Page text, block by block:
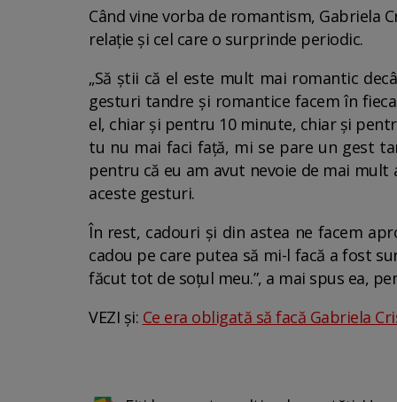
Când vine vorba de romantism, Gabriela
relație și cel care o surprinde periodic.
„Să știi că el este mult mai romantic
gesturi tandre și romantice facem în
el, chiar și pentru 10 minute, chiar și
tu nu mai faci față, mi se pare un gest
pentru că eu am avut nevoie de mai
aceste gesturi.
În rest, cadouri și din astea ne facem
cadou pe care putea să mi-l facă a fost
făcut tot de soțul meu.”, a mai spus ea,
VEZI și: Ce era obligată să facă Gabriela